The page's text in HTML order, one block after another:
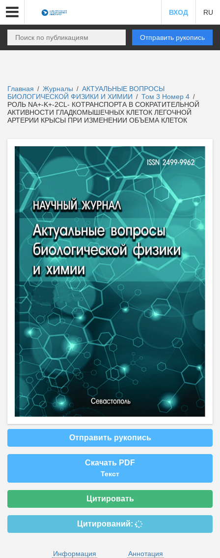
ВХОД RU
Отправить рукопись
Главная / Журналы / АКТУАЛЬНЫЕ ВОПРОСЫ
БИОЛОГИЧЕСКОЙ ФИЗИКИ И ХИМИИ / Том 3 Номер 4 /
РОЛЬ NA+-K+-2CL- КОТРАНСПОРТА В СОКРАТИТЕЛЬНОЙ
АКТИВНОСТИ ГЛАДКОМЫШЕЧНЫХ КЛЕТОК ЛЕГОЧНОЙ
АРТЕРИИ КРЫСЫ ПРИ ИЗМЕНЕНИИ ОБЪЕМА КЛЕТОК
Отправить рукопись
Скачать PDF
Текст
Цитировать
Цитирований:
Информация
Аннотация